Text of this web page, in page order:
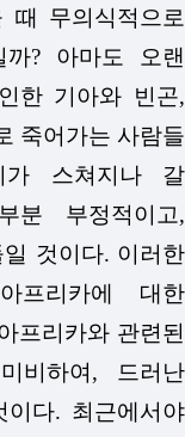
때 무의식적으로
? 아마도 오랜
한 기아와 빈곤,
죽어가는 사람들
가 스쳐지나 갈
분 부정적이고,
것이다. 이러한
프리카에 대한
프리카와 관련된
비하여, 드러난
다. 최근에서야